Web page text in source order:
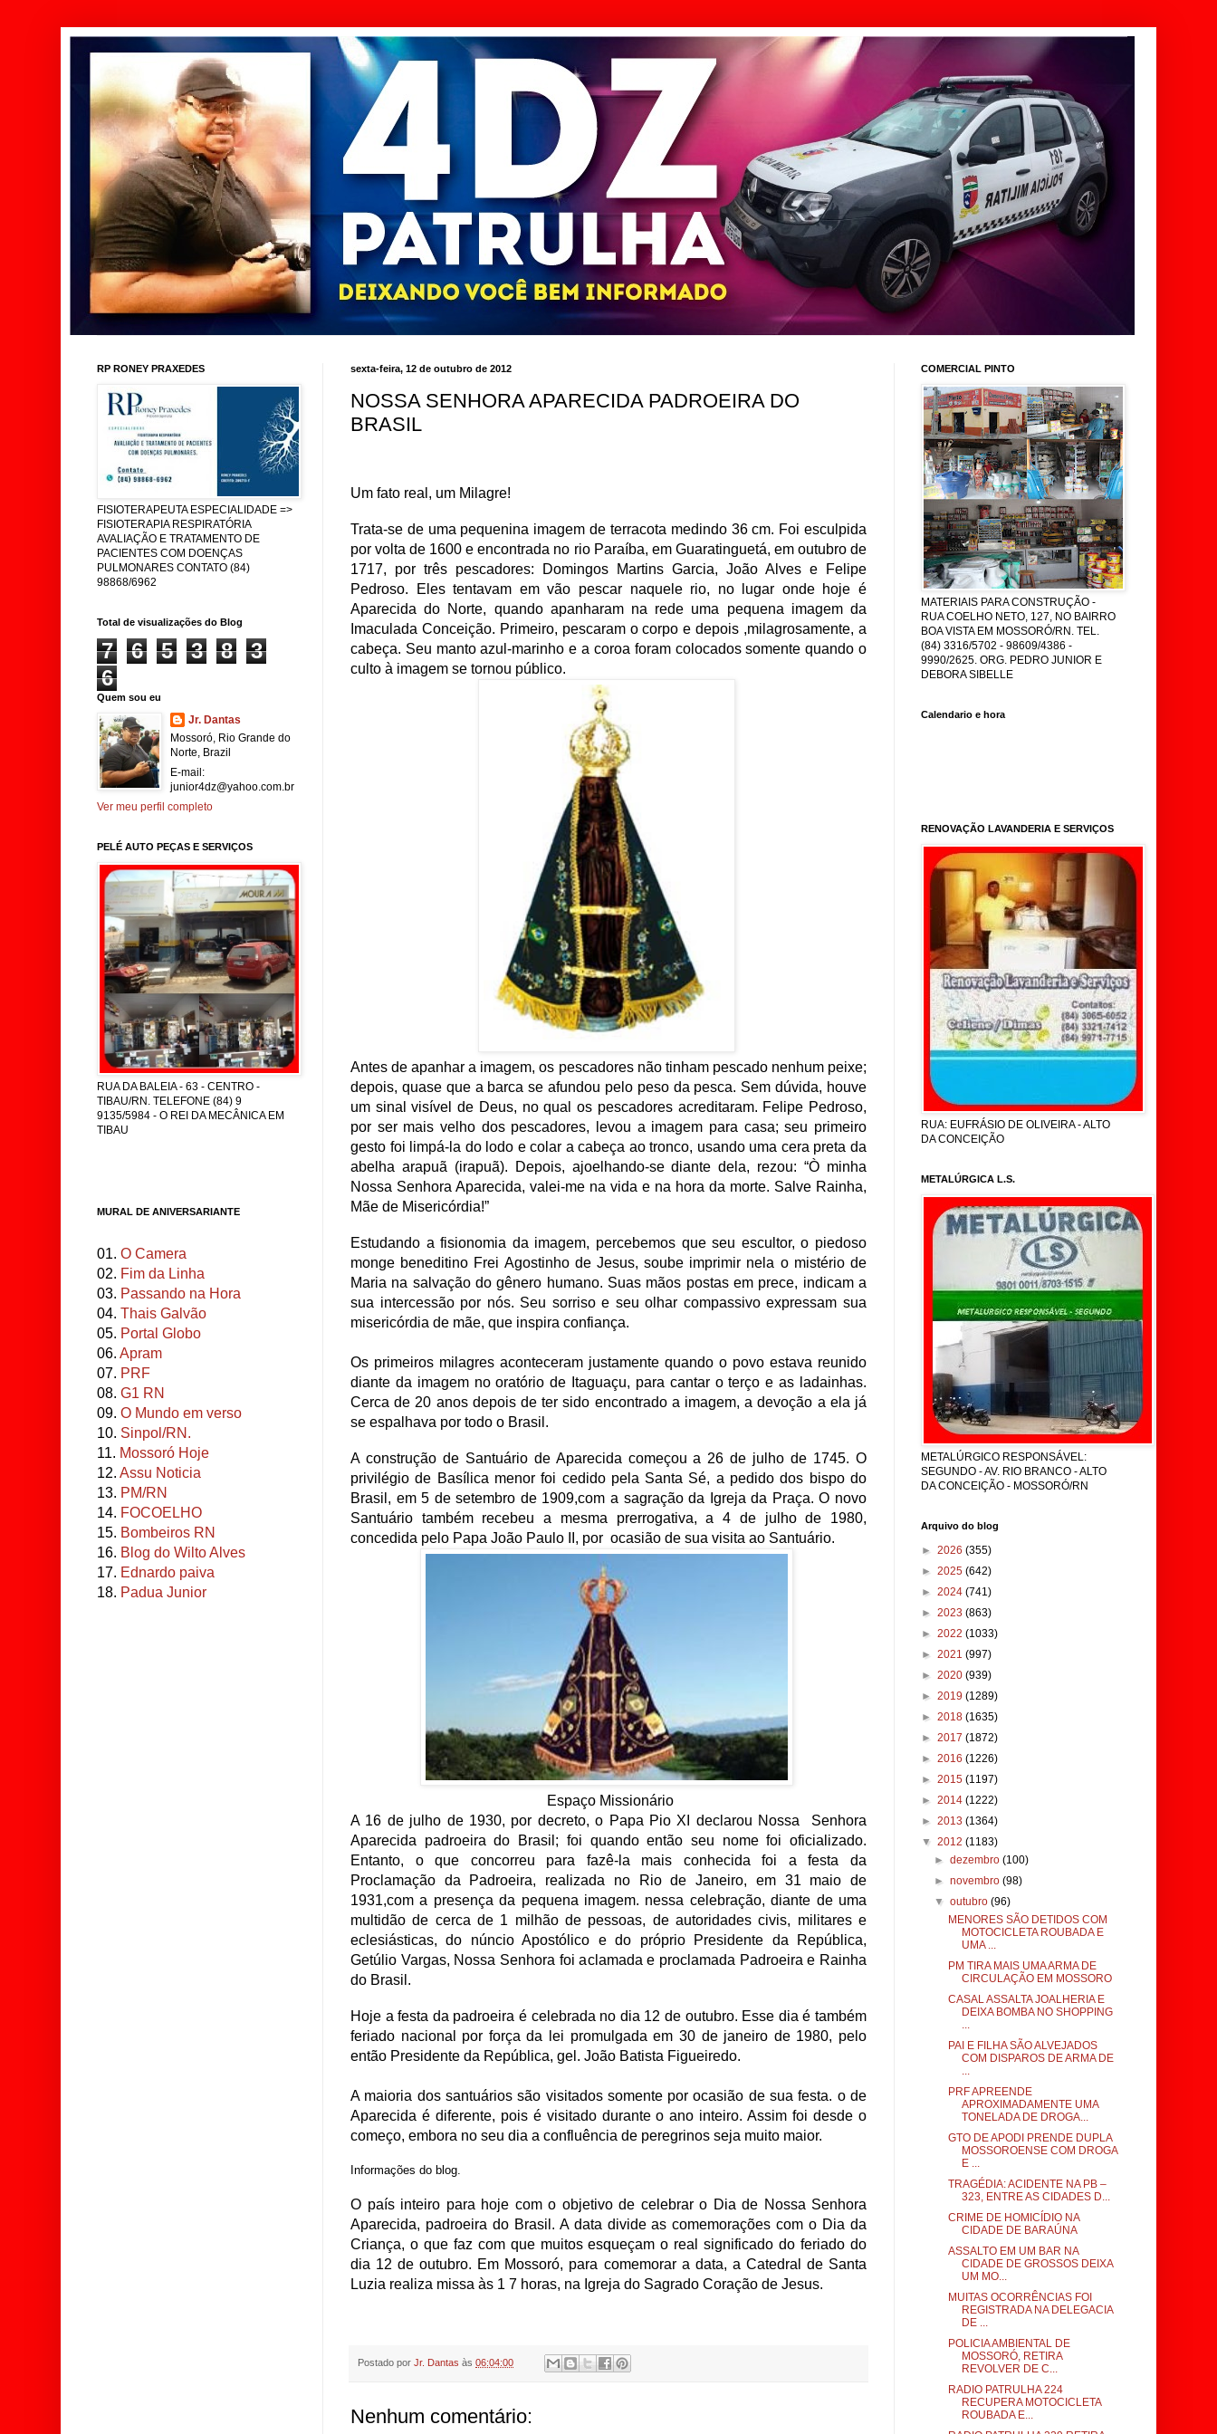
sexta-feira, 12 de outubro de 2012
NOSSA SENHORA APARECIDA PADROEIRA DO
BRASIL
Um fato real, um Milagre!
Trata-se de uma pequenina imagem de terracota medindo 36 cm. Foi esculpida
por volta de 1600 e encontrada no rio Paraíba, em Guaratinguetá, em outubro de
1717, por três pescadores: Domingos Martins Garcia, João Alves e Felipe
Pedroso. Eles tentavam em vão pescar naquele rio, no lugar onde hoje é
Aparecida do Norte, quando apanharam na rede uma pequena imagem da
Imaculada Conceição. Primeiro, pescaram o corpo e depois ,milagrosamente, a
cabeça. Seu manto azul-marinho e a coroa foram colocados somente quando o
culto à imagem se tornou público.
Antes de apanhar a imagem, os pescadores não tinham pescado nenhum peixe;
depois, quase que a barca se afundou pelo peso da pesca. Sem dúvida, houve
um sinal visível de Deus, no qual os pescadores acreditaram. Felipe Pedroso,
por ser mais velho dos pescadores, levou a imagem para casa; seu primeiro
gesto foi limpá-la do lodo e colar a cabeça ao tronco, usando uma cera preta da
abelha arapuã (irapuã). Depois, ajoelhando-se diante dela, rezou: “Ò minha
Nossa Senhora Aparecida, valei-me na vida e na hora da morte. Salve Rainha,
Mãe de Misericórdia!”
Estudando a fisionomia da imagem, percebemos que seu escultor, o piedoso
monge beneditino Frei Agostinho de Jesus, soube imprimir nela o mistério de
Maria na salvação do gênero humano. Suas mãos postas em prece, indicam a
sua intercessão por nós. Seu sorriso e seu olhar compassivo expressam sua
misericórdia de mãe, que inspira confiança.
Os primeiros milagres aconteceram justamente quando o povo estava reunido
diante da imagem no oratório de Itaguaçu, para cantar o terço e as ladainhas.
Cerca de 20 anos depois de ter sido encontrado a imagem, a devoção a ela já
se espalhava por todo o Brasil.
A construção de Santuário de Aparecida começou a 26 de julho de 1745. O
privilégio de Basílica menor foi cedido pela Santa Sé, a pedido dos bispo do
Brasil, em 5 de setembro de 1909,com a sagração da Igreja da Praça. O novo
Santuário também recebeu a mesma prerrogativa, a 4 de julho de 1980,
concedida pelo Papa João Paulo II, por ocasião de sua visita ao Santuário.
Espaço Missionário
A 16 de julho de 1930, por decreto, o Papa Pio XI declarou Nossa Senhora
Aparecida padroeira do Brasil; foi quando então seu nome foi oficializado.
Entanto, o que concorreu para fazê-la mais conhecida foi a festa da
Proclamação da Padroeira, realizada no Rio de Janeiro, em 31 maio de
1931,com a presença da pequena imagem. nessa celebração, diante de uma
multidão de cerca de 1 milhão de pessoas, de autoridades civis, militares e
eclesiásticas, do núncio Apostólico e do próprio Presidente da República,
Getúlio Vargas, Nossa Senhora foi aclamada e proclamada Padroeira e Rainha
do Brasil.
Hoje a festa da padroeira é celebrada no dia 12 de outubro. Esse dia é também
feriado nacional por força da lei promulgada em 30 de janeiro de 1980, pelo
então Presidente da República, gel. João Batista Figueiredo.
A maioria dos santuários são visitados somente por ocasião de sua festa. o de
Aparecida é diferente, pois é visitado durante o ano inteiro. Assim foi desde o
começo, embora no seu dia a confluência de peregrinos seja muito maior.
Informações do blog.
O país inteiro para hoje com o objetivo de celebrar o Dia de Nossa Senhora
Aparecida, padroeira do Brasil. A data divide as comemorações com o Dia da
Criança, o que faz com que muitos esqueçam o real significado do feriado do
dia 12 de outubro. Em Mossoró, para comemorar a data, a Catedral de Santa
Luzia realiza missa às 1 7 horas, na Igreja do Sagrado Coração de Jesus.
Postado por Jr. Dantas às 06:04:00
Nenhum comentário:
RP RONEY PRAXEDES
FISIOTERAPEUTA ESPECIALIDADE =>
FISIOTERAPIA RESPIRATÓRIA
AVALIAÇÃO E TRATAMENTO DE
PACIENTES COM DOENÇAS
PULMONARES CONTATO (84)
98868/6962
Total de visualizações do Blog
7 6 5 3 8
3
6
Quem sou eu
Jr. Dantas
Mossoró, Rio Grande do
Norte, Brazil
E-mail:
junior4dz@yahoo.com.br
Ver meu perfil completo
PELÉ AUTO PEÇAS E SERVIÇOS
RUA DA BALEIA - 63 - CENTRO -
TIBAU/RN. TELEFONE (84) 9
9135/5984 - O REI DA MECÂNICA EM
TIBAU
MURAL DE ANIVERSARIANTE
01. O Camera
02. Fim da Linha
03. Passando na Hora
04. Thais Galvão
05. Portal Globo
06. Apram
07. PRF
08. G1 RN
09. O Mundo em verso
10. Sinpol/RN.
11. Mossoró Hoje
12. Assu Noticia
13. PM/RN
14. FOCOELHO
15. Bombeiros RN
16. Blog do Wilto Alves
17. Ednardo paiva
18. Padua Junior
COMERCIAL PINTO
MATERIAIS PARA CONSTRUÇÃO -
RUA COELHO NETO, 127, NO BAIRRO
BOA VISTA EM MOSSORÓ/RN. TEL.
(84) 3316/5702 - 98609/4386 -
9990/2625. ORG. PEDRO JUNIOR E
DEBORA SIBELLE
Calendario e hora
RENOVAÇÃO LAVANDERIA E SERVIÇOS
RUA: EUFRÁSIO DE OLIVEIRA - ALTO
DA CONCEIÇÃO
METALÚRGICA L.S.
METALÚRGICO RESPONSÁVEL:
SEGUNDO - AV. RIO BRANCO - ALTO
DA CONCEIÇÃO - MOSSORÓ/RN
Arquivo do blog
► 2026 (355)
► 2025 (642)
► 2024 (741)
► 2023 (863)
► 2022 (1033)
► 2021 (997)
► 2020 (939)
► 2019 (1289)
► 2018 (1635)
► 2017 (1872)
► 2016 (1226)
► 2015 (1197)
► 2014 (1222)
► 2013 (1364)
▼ 2012 (1183)
►dezembro(100)
►novembro(98)
▼outubro(96)
MENORES SÃO DETIDOS COM
MOTOCICLETA ROUBADA E
UMA ...
PM TIRA MAIS UMA ARMA DE
CIRCULAÇÃO EM MOSSORO
CASAL ASSALTA JOALHERIA E
DEIXA BOMBA NO SHOPPING
...
PAI E FILHA SÃO ALVEJADOS
COM DISPAROS DE ARMA DE
...
PRF APREENDE
APROXIMADAMENTE UMA
TONELADA DE DROGA...
GTO DE APODI PRENDE DUPLA
MOSSOROENSE COM DROGA
E ...
TRAGÉDIA: ACIDENTE NA PB –
323, ENTRE AS CIDADES D...
CRIME DE HOMICÍDIO NA
CIDADE DE BARAÚNA
ASSALTO EM UM BAR NA
CIDADE DE GROSSOS DEIXA
UM MO...
MUITAS OCORRÊNCIAS FOI
REGISTRADA NA DELEGACIA
DE ...
POLICIA AMBIENTAL DE
MOSSORÓ, RETIRA
REVOLVER DE C...
RADIO PATRULHA 224
RECUPERA MOTOCICLETA
ROUBADA E...